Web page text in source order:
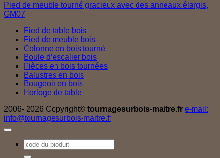
Pied de meuble tourné gracieux avec des anneaux élargis,
GM07
Pied de table bois
Pied de meuble bois
Colonne en bois tourné
Boule d’escalier bois
Pièces en bois tournées
Balustres en bois
Bougeoir en bois
Horloge de table
2006- 2026 Copyright© tournagesurbois-maitre.fr e-mail:
info@tournagesurbois-maitre.fr
Recherche
pour :